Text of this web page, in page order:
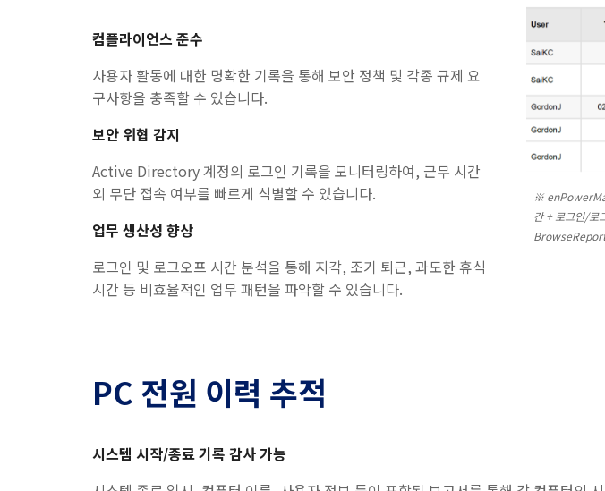
컴플라이언스 준수
사용자 활동에 대한 명확한 기록을 통해 보안 정책 및 각종 규제 요
구사항을 충족할 수 있습니다.
보안 위협 감지
Active Directory 계정의 로그인 기록을 모니터링하여, 근무 시간
외 무단 접속 여부를 빠르게 식별할 수 있습니다.
업무 생산성 향상
로그인 및 로그오프 시간 분석을 통해 지각, 조기 퇴근, 과도한 휴식
시간 등 비효율적인 업무 패턴을 파악할 수 있습니다.
※
간 + 로그인/
PC 전원 이력 추적
시스템 시작/종료 기록 감사 가능